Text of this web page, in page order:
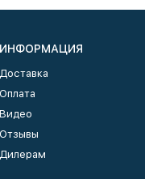
ИНФОРМАЦИЯ
Доставка
Оплата
Видео
Отзывы
Дилерам